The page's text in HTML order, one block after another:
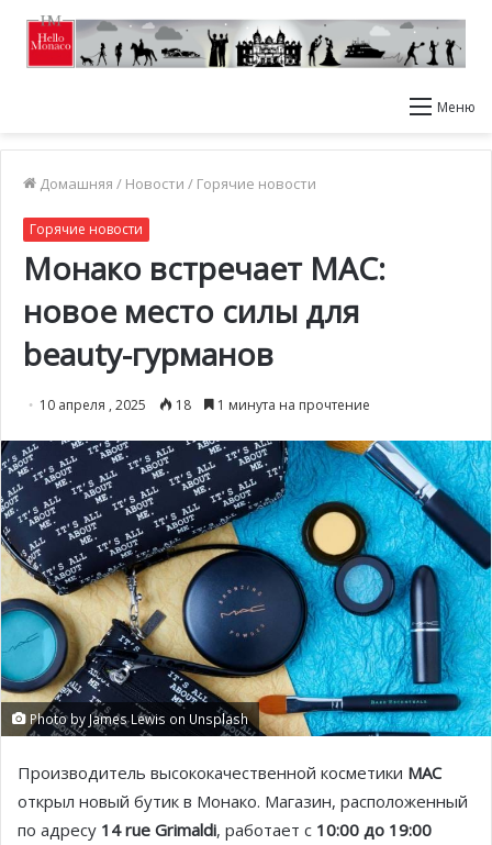
Меню
Домашняя / Новости / Горячие новости
Горячие новости
Монако встречает MAC:
новое место силы для
beauty-гурманов
10 апреля , 2025 18 1 минута на прочтение
Photo by James Lewis on Unsplash
Производитель высококачественной косметики MAC
открыл новый бутик в Монако. Магазин, расположенный
по адресу 14 rue Grimaldi, работает с 10:00 до 19:00